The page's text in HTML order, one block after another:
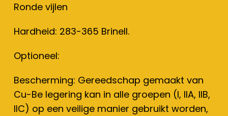
Ronde vijlen
Hardheid: 283-365 Brinell.
Optioneel:
Bescherming: Gereedschap gemaakt van
Cu-Be legering kan in alle groepen (I, IIA, IIB,
IIC) op een veilige manier gebruikt worden,